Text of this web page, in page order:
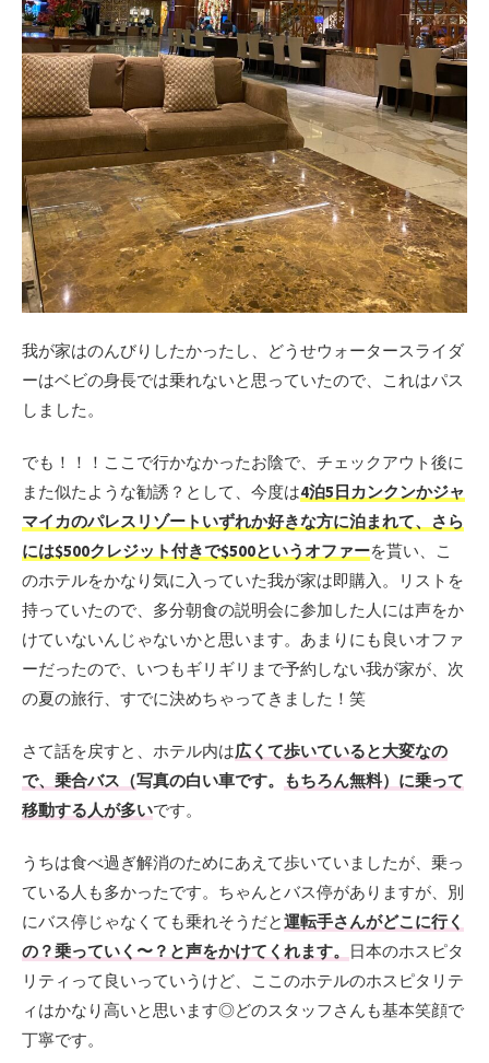
我が家はのんびりしたかったし、どうせウォータースライダ
ーはベビの身長では乗れないと思っていたので、これはパス
しました。
でも！！！ここで行かなかったお陰で、チェックアウト後に
また似たような勧誘？として、今度は4泊5日カンクンかジャ
マイカのパレスリゾートいずれか好きな方に泊まれて、さら
には$500クレジット付きで$500というオファーを貰い、こ
のホテルをかなり気に入っていた我が家は即購入。リストを
持っていたので、多分朝食の説明会に参加した人には声をか
けていないんじゃないかと思います。あまりにも良いオファ
ーだったので、いつもギリギリまで予約しない我が家が、次
の夏の旅行、すでに決めちゃってきました！笑
さて話を戻すと、ホテル内は広くて歩いていると大変なの
で、乗合バス（写真の白い車です。
もちろん無料）に乗って
移動する人が多いです。
うちは食べ過ぎ解消のためにあえて歩いていましたが、乗っ
ている人も多かったです。ちゃんとバス停がありますが、別
にバス停じゃなくても乗れそうだと運転手さんがどこに行く
の？乗っていく〜？と声をかけてくれます。
日本のホスピタ
リティって良いっていうけど、ここのホテルのホスピタリテ
ィはかなり高いと思います◎どのスタッフさんも基本笑顔で
丁寧です。